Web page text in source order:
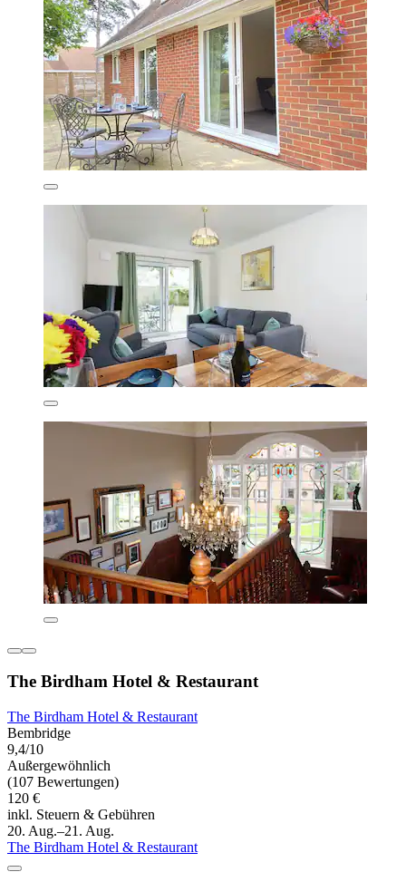
The Birdham Hotel & Restaurant
The Birdham Hotel & Restaurant
Bembridge
9,4/10
Außergewöhnlich
(107 Bewertungen)
120 €
inkl. Steuern & Gebühren
20. Aug.–21. Aug.
The Birdham Hotel & Restaurant